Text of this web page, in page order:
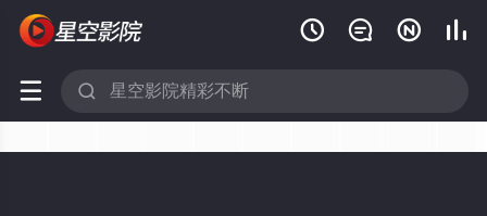
   
 